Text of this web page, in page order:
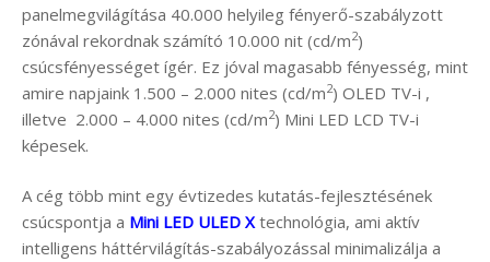
panelmegvilágítása 40.000 helyileg fényerő-szabályzott
zónával rekordnak számító 10.000 nit (cd/m2)
csúcsfényességet ígér. Ez jóval magasabb fényesség, mint
amire napjaink 1.500 – 2.000 nites (cd/m2) OLED TV-i ,
illetve 2.000 – 4.000 nites (cd/m2) Mini LED LCD TV-i
képesek.
A cég több mint egy évtizedes kutatás-fejlesztésének
csúcspontja a Mini LED ULED Xtechnológia, ami aktív
intelligens háttérvilágítás-szabályozással minimalizálja a